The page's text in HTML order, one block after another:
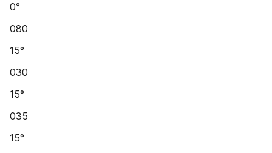
0°
080
15°
030
15°
035
15°